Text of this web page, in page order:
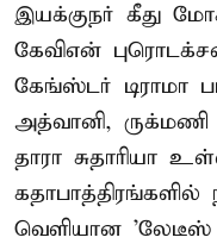
இயக்குநர் கீது
கேவிஎன்
கேங்ஸ்டர் டிராமா
அத்வானி,
தாரா சுதாரியா
வெளியான